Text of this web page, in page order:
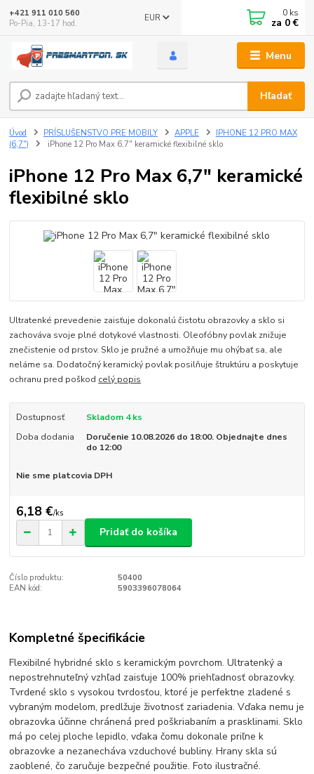
Menu
EUR
Hľadať
+421 911 010 560
Po-Pia, 13-17 hod.
0 ks
za 0 €
Úvod PRÍSLUŠENSTVO PRE MOBILY APPLE
IPHONE 12 PRO MAX
(6,7")
iPhone 12 Pro Max 6,7" keramické flexibilné sklo
iPhone 12 Pro Max 6,7" keramické
flexibilné sklo
Ultratenké prevedenie zaisťuje dokonalú čistotu obrazovky a sklo si
zachováva svoje plné dotykové vlastnosti. Oleofóbny povlak znižuje
znečistenie od prstov. Sklo je pružné a umožňuje mu ohýbať sa, ale
neláme sa. Dodatočný keramický povlak posilňuje štruktúru a poskytuje
ochranu pred poškod celý popis
Dostupnosť
Skladom 4 ks
Doba dodania
Doručenie 10.08.2026 do 18:00. Objednajte dnes
do 12:00
Nie sme platcovia DPH
6,18 €/ks
Pridať do košíka
Číslo produktu:
50400
EAN kód:
5903396078064
Kompletné špecifikácie
Flexibilné hybridné sklo s keramickým povrchom. Ultratenký a
nepostrehnuteľný vzhľad zaisťuje 100% priehľadnosť obrazovky.
Tvrdené sklo s vysokou tvrdosťou, ktoré je perfektne zladené s
vybraným modelom, predlžuje životnosť zariadenia. Vďaka nemu je
obrazovka účinne chránená pred poškriabaním a prasklinami. Sklo
má po celej ploche lepidlo, vďaka čomu dokonale priľne k
obrazovke a nezanecháva vzduchové bubliny. Hrany skla sú
zaoblené, čo zaručuje bezpečné použitie. Foto ilustračné.